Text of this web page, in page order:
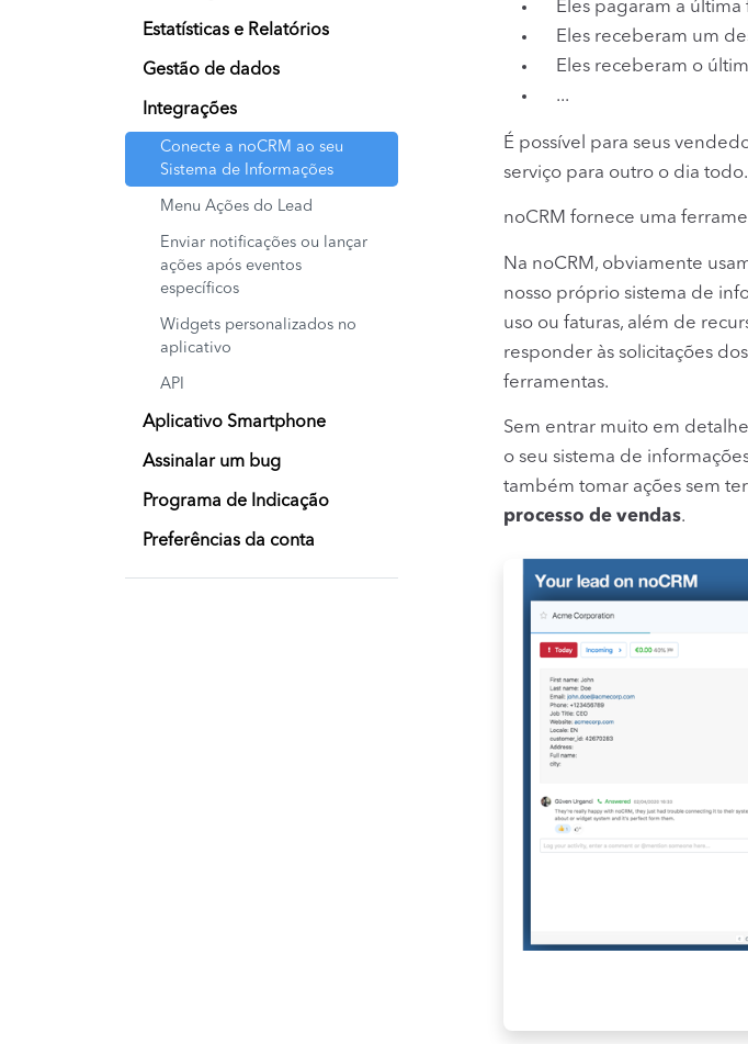
Estatísticas e Relatórios
Gestão de dados
Integrações
Conecte a noCRM ao seu
Sistema de Informações
Menu Ações do Lead
Enviar notificações ou lançar
ações após eventos
específicos
Widgets personalizados no
aplicativo
API
Aplicativo Smartphone
Assinalar um bug
Programa de Indicação
Preferências da conta
Eles pagaram a última
Eles receberam um
Eles receberam o
...
É possível para seus
serviço para outro o dia todo.
noCRM fornece uma
Na noCRM, obviamente
nosso próprio sistema de
uso ou faturas, além de
responder às solicitações
ferramentas.
Sem entrar muito em
o seu sistema de
também tomar ações sem
processo de vendas.